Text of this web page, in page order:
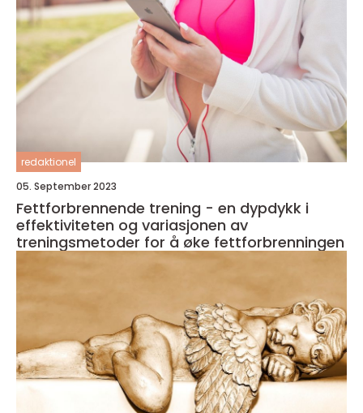
redaktionel
05. September 2023
Fettforbrennende trening - en dypdykk i
effektiviteten og variasjonen av
treningsmetoder for å øke fettforbrenningen